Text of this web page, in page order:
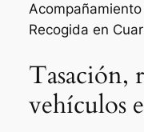
Recogida en
Tasación,
vehículos